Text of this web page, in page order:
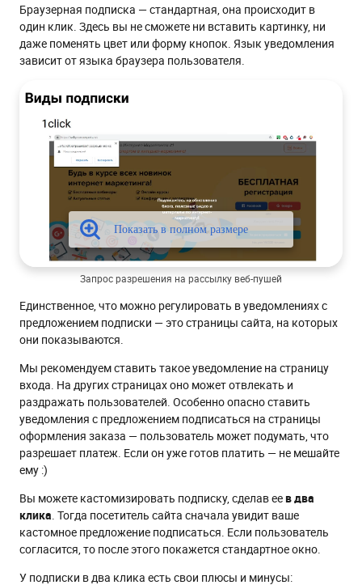
Браузерная подписка — стандартная, она происходит в
один клик. Здесь вы не сможете ни вставить картинку, ни
даже поменять цвет или форму кнопок. Язык уведомления
зависит от языка браузера пользователя.
Запрос разрешения на рассылку веб-пушей
Единственное, что можно регулировать в уведомлениях с
предложением подписки — это страницы сайта, на которых
они показываются.
Мы рекомендуем ставить такое уведомление на страницу
входа. На других страницах оно может отвлекать и
раздражать пользователей. Особенно опасно ставить
уведомления с предложением подписаться на страницы
оформления заказа — пользователь может подумать, что
разрешает платеж. Если он уже готов платить — не мешайте
ему :)
Вы можете кастомизировать подписку, сделав еев два
клика . Тогда посетитель сайта сначала увидит ваше
кастомное предложение подписаться. Если пользователь
согласится, то после этого покажется стандартное окно.
У подписки в два клика есть свои плюсы и минусы: